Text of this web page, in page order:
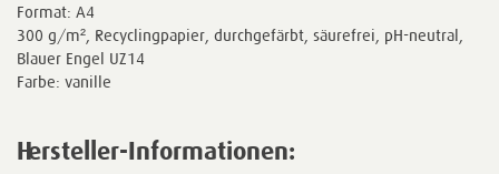
Format: A4
300 g/m², Recyclingpapier, durchgefärbt, säurefrei, pH-neutral,
Blauer Engel UZ14
Farbe: vanille
Hersteller-Informationen: